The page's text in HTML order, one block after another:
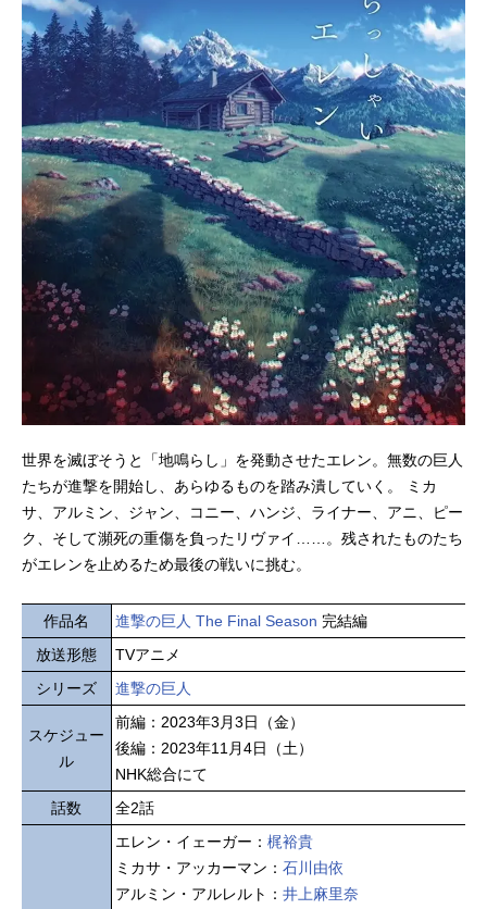
世界を滅ぼそうと「地鳴らし」を発動させたエレン。無数の巨人
たちが進撃を開始し、あらゆるものを踏み潰していく。 ミカ
サ、アルミン、ジャン、コニー、ハンジ、ライナー、アニ、ピー
ク、そして瀕死の重傷を負ったリヴァイ……。残されたものたち
がエレンを止めるため最後の戦いに挑む。
作品名 進撃の巨人 The Final Season 完結編
放送形態
TVアニメ
シリーズ
進撃の巨人
スケジュー
ル
前編：2023年3月3日（金）
後編：2023年11月4日（土）
NHK総合にて
話数
全2話
エレン・イェーガー： 梶裕貴
ミカサ・アッカーマン： 石川由依
アルミン・アルレルト： 井上麻里奈